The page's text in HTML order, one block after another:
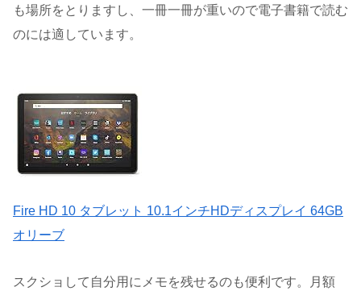
も場所をとりますし、一冊一冊が重いので電子書籍で読む
のには適しています。
Fire HD 10 タブレット 10.1インチHDディスプレイ 64GB
オリーブ
スクショして自分用にメモを残せるのも便利です。月額